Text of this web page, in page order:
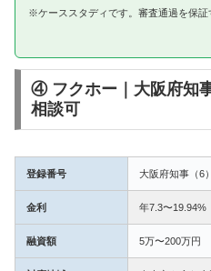
※ケーススタディです。審査通過を保証
④ フクホー｜大阪府知
相談可
登録番号 大阪府知事（6
金利 年7.3〜19.94%
融資額 5万〜200万円